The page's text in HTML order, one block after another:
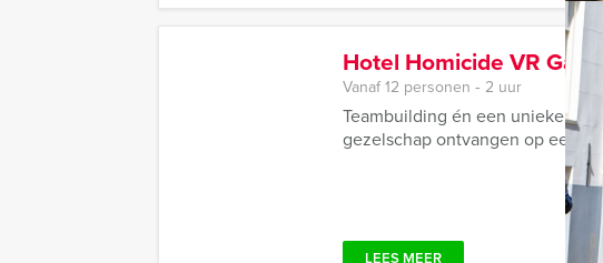
Hotel Homicide VR
Vanaf 12 personen ‐ 2 uur
Teambuilding én een unieke
gezelschap ontvangen op een
LEES MEER